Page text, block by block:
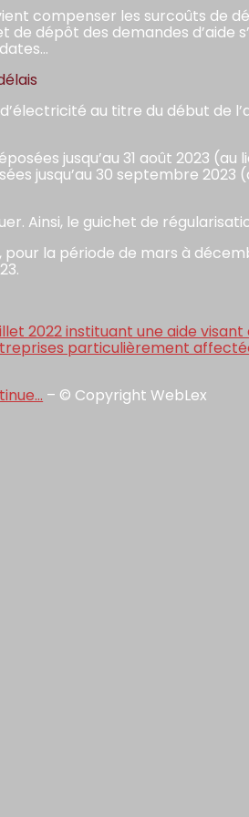
compenser les surcoûts de
de dépôt des demandes d’aide
au titre du début de
jusqu’au 31 août 2023 (au
jusqu’au 30 septembre 2023
Ainsi, le guichet de
pour la période de mars à
2022 instituant une aide
particulièrement
– © Copyright WebLex